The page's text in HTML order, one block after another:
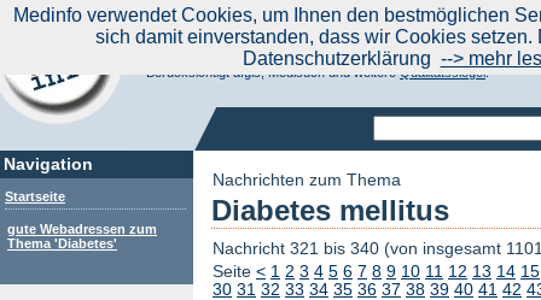
Navigation
Startseite
gute Webadressen zum
Thema 'Diabetes'
Aktuelle Nachrichten|
Suchen Sie noch oder Finden Sie schon?
Medinfo.de - Meta-Portal für Gesundheitsthemen
Berücksichtigt afgis, Medisuch und weitereQualitätssiegel.
Nachrichten zum Thema
Diabetes mellitus
Nachricht 321 bis 340 (von insgesamt
Seite < 1 2 3 4 5 6 7 8 9 10 11 12 13 14 15
30 31 32 33 34 35 36 37 38 39 40 41 42
Medinfo verwendet Cookies, um Ihnen den bestmöglichen
sich damit einverstanden, dass wir Cookies
Datenschutzerklärung --> mehr